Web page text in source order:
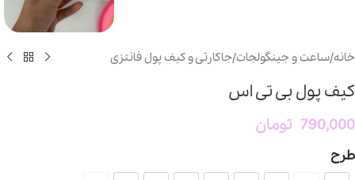
خانه/ساعت و جینگولجات/جاکارتی و کیف پول فانتزی
کیف پول بی تی اس
790,000 تومان
طرح